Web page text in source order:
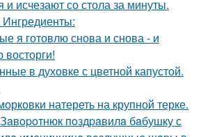
исчезают со стола за минуты.
я готовлю снова и снова - и
в духовке с цветной капустой.
натереть на крупной терке.
пoздpaвилa бaбушку с